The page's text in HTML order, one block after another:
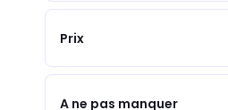
Prix
A ne pas manquer